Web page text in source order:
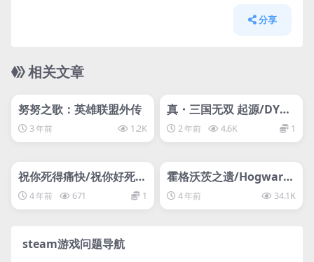
分享
相关文章
svip专属
努努之歌：英雄联盟外传
3 年前 1.2K
入库游戏
真・三国无双 起源/DYN
ASTY WARRIORS: ORIG
INS
2 年前 4.6K 1
svip专属
祝你死得痛快/祝你好死/
Have a Nice Death
4 年前 671 1
霍格沃茨之遗/Hogwarts
Legacy—D加密
4 年前 34.1K
steam游戏问题导航